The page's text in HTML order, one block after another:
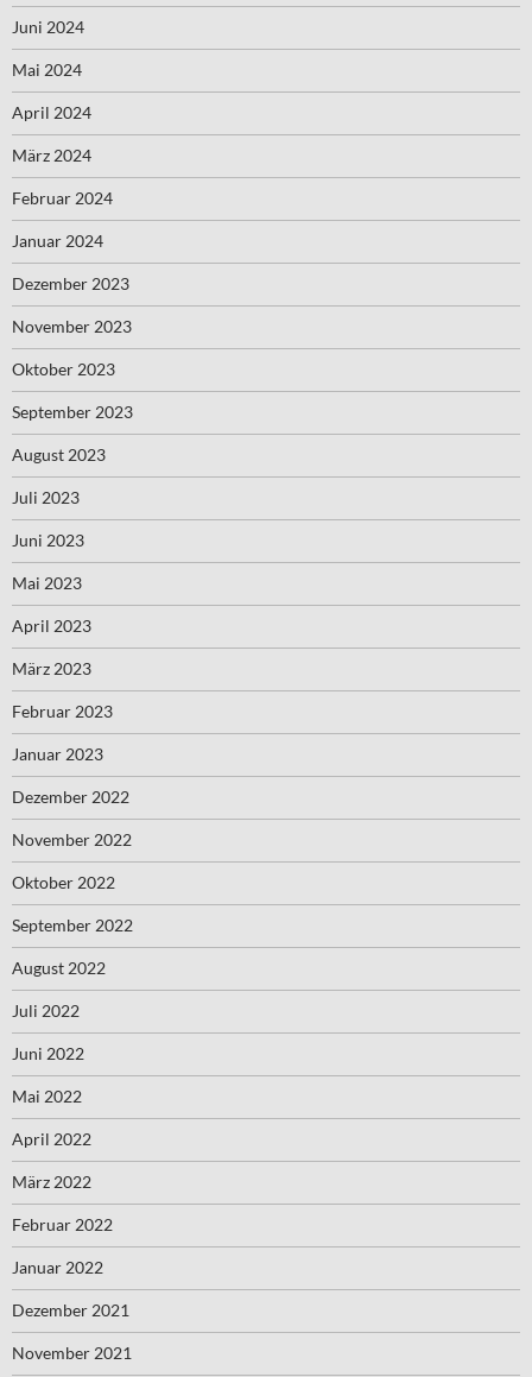
Juni 2024
Mai 2024
April 2024
März 2024
Februar 2024
Januar 2024
Dezember 2023
November 2023
Oktober 2023
September 2023
August 2023
Juli 2023
Juni 2023
Mai 2023
April 2023
März 2023
Februar 2023
Januar 2023
Dezember 2022
November 2022
Oktober 2022
September 2022
August 2022
Juli 2022
Juni 2022
Mai 2022
April 2022
März 2022
Februar 2022
Januar 2022
Dezember 2021
November 2021